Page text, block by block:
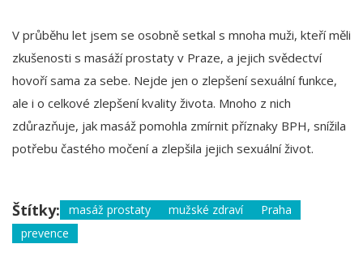
V průběhu let jsem se osobně setkal s mnoha muži, kteří měli
zkušenosti s masáží prostaty v Praze, a jejich svědectví
hovoří sama za sebe. Nejde jen o zlepšení sexuální funkce,
ale i o celkové zlepšení kvality života. Mnoho z nich
zdůrazňuje, jak masáž pomohla zmírnit příznaky BPH, snížila
potřebu častého močení a zlepšila jejich sexuální život.
Štítky: masáž prostaty mužské zdraví
Praha
prevence